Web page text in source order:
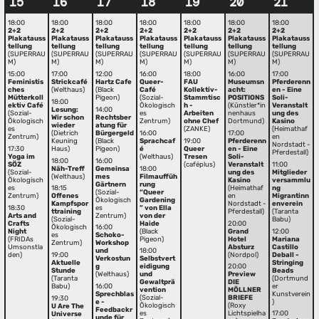
18:00
2+2
Plakatauss
tellung
(SUPERRAU
M)
15:00
Feministis
ches
Mütterkoll
ektiv Café
(Sozial-
Ökologisch
es
Zentrum)
17:30
Yoga im
SÖZ
(Sozial-
Ökologisch
es
Zentrum)
18:30
Arts and
Crafts
Night
(FRIDAs
Umsonstla
den)
18:00
2+2
Plakatauss
tellung
(SUPERRAU
M)
17:00
Strickcafé
(Welthaus)
18:00
Lesung:
Wir schon
wieder
(Dietrich
Keuning
Haus)
18:00
Näh-Treff
(Welthaus)
18:15
Offenes
Kampfspor
ttraining
(Sozial-
Ökologisch
es
Zentrum)
19:00
Aktuelle
Stunde
(Taranta
Babu)
19:30
U Are The
Universe
18:00
2+2
Plakatauss
tellung
(SUPERRAU
M)
12:00
Hartz Cafe
(Black
Pigeon)
14:00
Rechtsber
atung für
Bürgergeld
(Black
Pigeon)
16:00
Gemeinsa
mes
Gärtnern
(Sozial-
Ökologisch
es
Zentrum)
16:00
Schoko-
Workshop
und
Verkostun
g
(Welthaus)
16:00
Sprechblas
e -
Feedbackr
unde für
18:00
2+2
Plakatauss
tellung
(SUPERRAU
M)
16:00
Queer-
Café
(Sozial-
Ökologisch
es
Zentrum)
16:00
Sprachcaf
é
(Welthaus)
18:00
Filmauffüh
rung
“Queer
Gardening
” von Ella
von der
Haide
(Black
Pigeon)
18:00
Selbstvert
eidigung
und
Gewaltprä
vention
(Sozial-
Ökologisch
es
18:00
2+2
Plakatauss
tellung
(SUPERRAU
M)
18:00
FAU
Kollektiv-
Stammtisc
h -
Arbeiten
ohne Chef
(ZANKE)
19:00
Queer
Tresen
(caféplus)
18:00
2+2
Plakatauss
tellung
(SUPERRAU
M)
16:00
Museumsn
acht:
POSITIONS
(Künstler*in
nenhaus
Dortmund)
17:00
Pferderenn
en - Eine
Soli-
Veranstalt
ung des
Kasino
(Heimathaf
en
Nordstadt -
Pferdestall)
20:00
Grand
Hotel
Absturz
(Nordpol)
20:00
Preview
DIE
MÖLLNER
BRIEFE
(Roxy
Lichtspielha
18:00
2+2
Plakatauss
tellung
(SUPERRAU
M)
17:00
Pferderenn
en - Eine
Soli-
Veranstalt
ung des
Kasino
(Heimathaf
en
Nordstadt -
Pferdestall)
11:00
Mitglieder
versammlu
ng
Migrantinn
enverein
(Taranta
Babu)
12:00
Mariana
Castillo
Deball -
Stringing
Beads
(Dortmund
er
Kunstverein
)
17:00